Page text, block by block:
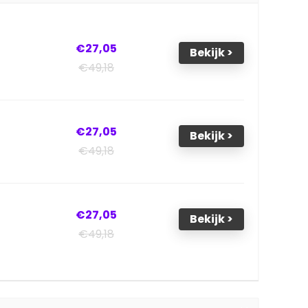
€27,05
€49,18
Bekijk >
€27,05
€49,18
Bekijk >
€27,05
€49,18
Bekijk >